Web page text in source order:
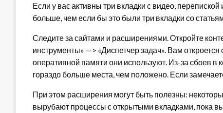
Если у вас активны три вкладки с видео, перепиской
больше, чем если бы это были три вкладки со
Следите за сайтами и расширениями. Откройте
инструменты» —> «Диспетчер задач». Вам
оперативной памяти они используют. Из-за сбоев
гораздо больше места, чем положено. Если
При этом расширения могут быть полезны:
вырубают процессы с открытыми вкладками, пока